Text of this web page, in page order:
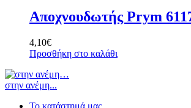
Οι
επιλογές
επιλεγούν
σελίδα
προϊόντος
Αποχνουδωτής Prym
4,10€
Προσθήκη στο καλάθι
στην ανέμη...
Το κατάστημά μας